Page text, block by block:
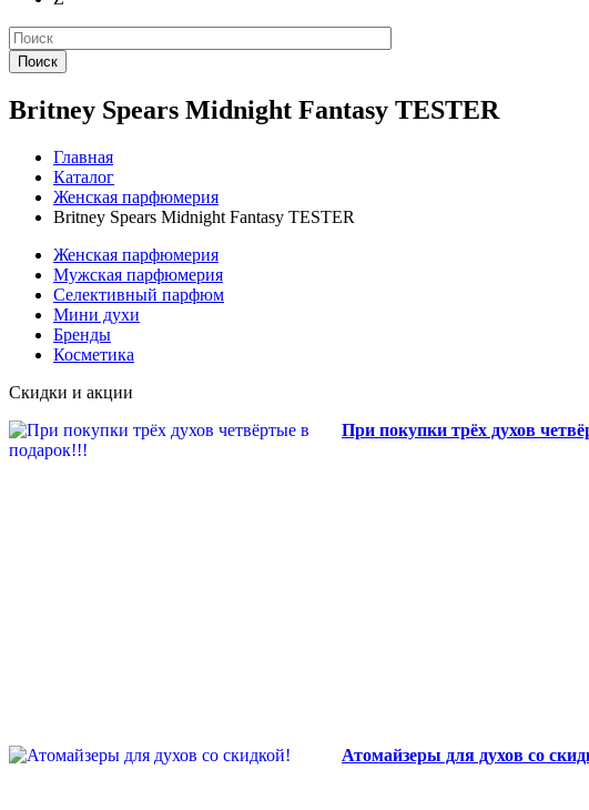
Поиск
Britney Spears Midnight Fantasy TESTER
Главная
Каталог
Женская парфюмерия
Britney Spears Midnight Fantasy TESTER
Женская парфюмерия
Мужская парфюмерия
Селективный парфюм
Мини духи
Бренды
Косметика
Скидки и акции
При покупки трёх духов
Атомайзеры для духов со